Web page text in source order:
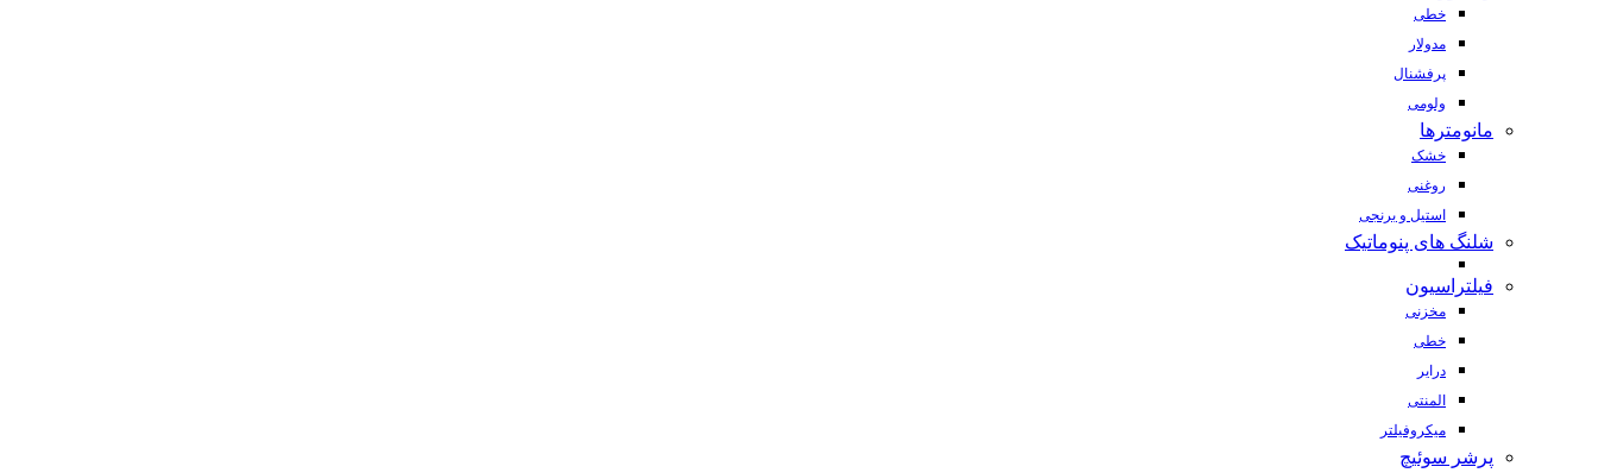
خطی
مدولار
پرفشنال
ولومی
مانومترها
خشک
روغنی
استیل و برنجی
شلنگ های پنوماتیک
فیلتراسیون
مخزنی
خطی
درایر
المنتی
میکروفیلتر
پرشر سوئیچ